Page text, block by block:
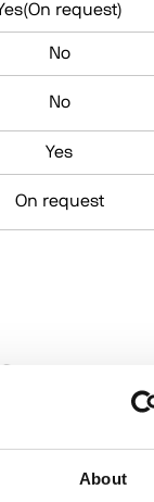
About
request)
No
No
Yes
On request